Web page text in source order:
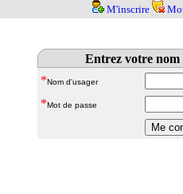
M'inscrire
Entrez votre nom
*Nom d'usager
*Mot de passe